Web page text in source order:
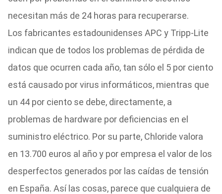
necesitan más de 24 horas para recuperarse.
Los fabricantes estadounidenses APC y Tripp-Lite
indican que de todos los problemas de pérdida de
datos que ocurren cada año, tan sólo el 5 por ciento
está causado por virus informáticos, mientras que
un 44 por ciento se debe, directamente, a
problemas de hardware por deficiencias en el
suministro eléctrico. Por su parte, Chloride valora
en 13.700 euros al año y por empresa el valor de los
desperfectos generados por las caídas de tensión
en España. Así las cosas, parece que cualquiera de